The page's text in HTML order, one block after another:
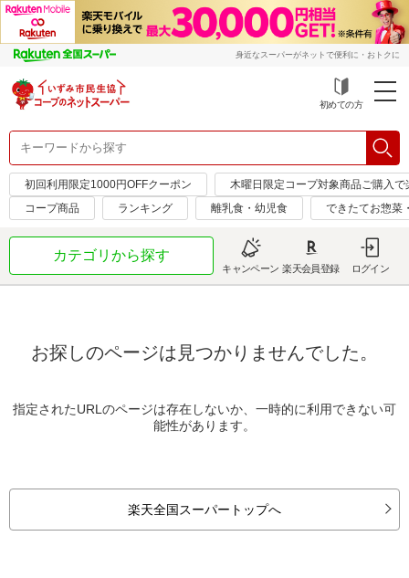
身近なスーパーがネットで便利に・おトクに
初めての方
初回利用限定1000円OFFクーポン
木曜日限定コープ対象商品ご購入
コープ商品
ランキング 離乳食・幼児食 できたてお惣菜
カテゴリから探す
キャンペーン 楽天会員登録 ログイン
お探しのページは見つかりませんでした。
指定されたURLのページは存在しないか、一時的に利用できない可
能性があります。
楽天全国スーパートップへ